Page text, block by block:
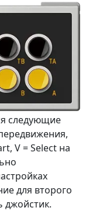
следующие
V = Select на
для второго
джойстик.